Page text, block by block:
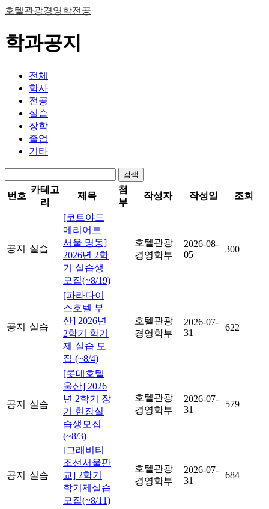
호텔관광경영학전공
학과공지
전체
학사
전공
실습
장학
졸업
기타
검색
번호
카테고
리
제목
첨
부
작성자 작성일 조회
공지 실습
[코트야드
메리어트
서울 명동]
2026년 2학
기 실습생
모집(~8/19)
호텔관광
경영학부
2026-08-
05
300
공지 실습
[파라다이
스호텔 부
산] 2026년
2학기 학기
제 실습 모
집 (~8/4)
호텔관광
경영학부
2026-07-
31
622
공지 실습
[롯데호텔
울산] 2026
년 2학기 장
기 현장실
습생모집
(~8/3)
호텔관광
경영학부
2026-07-
31
579
공지 실습
[그래비티
조선서울판
교] 2학기
학기제실습
모집(~8/11)
호텔관광
경영학부
2026-07-
31
684